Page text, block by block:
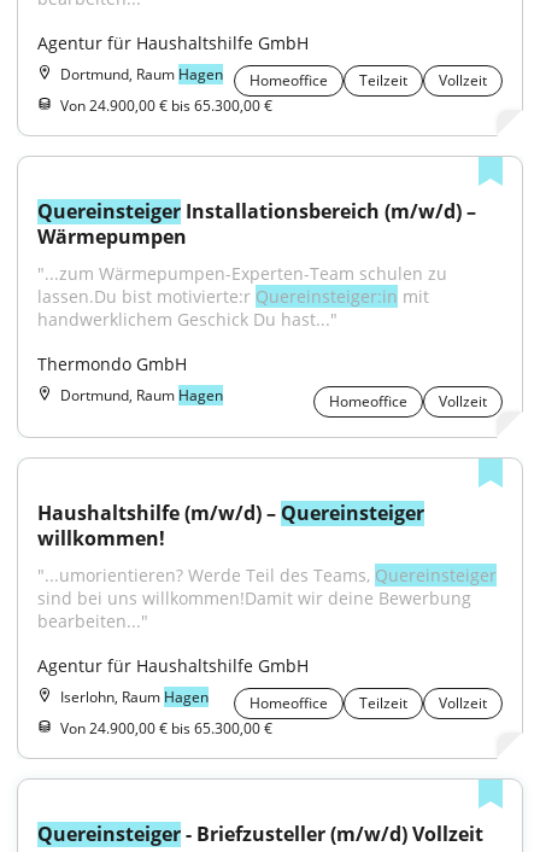
Agentur für Haushaltshilfe GmbH
Dortmund, Raum Hagen Homeoffice Teilzeit
Vollzeit
Von 24.900,00 € bis 65.300,00 €
Quereinsteiger Installationsbereich (m/w/d) –
Wärmepumpen
"...zum Wärmepumpen-Experten-Team schulen zu
lassen.Du bist motivierte:r Quereinsteiger:in mit
handwerklichem Geschick Du hast..."
Thermondo GmbH
Dortmund, Raum Hagen Homeoffice Vollzeit
Haushaltshilfe (m/w/d) – Quereinsteiger
willkommen!
"...umorientieren? Werde Teil des Teams, Quereinsteiger
sind bei uns willkommen!Damit wir deine Bewerbung
bearbeiten..."
Agentur für Haushaltshilfe GmbH
Iserlohn, Raum Hagen Homeoffice Teilzeit
Vollzeit
Von 24.900,00 € bis 65.300,00 €
Quereinsteiger - Briefzusteller (m/w/d) Vollzeit